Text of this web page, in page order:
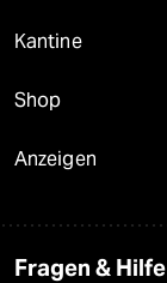
Kantine
Shop
Anzeigen
Fragen & Hilfe